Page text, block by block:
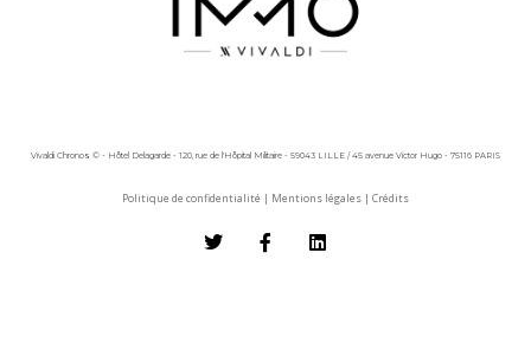
Vivaldi Chronos © - Hôtel Delagarde - 120, rue de l'Hôpital Militaire - 59043 LILLE / 45 avenue Victor Hugo - 75116 PARIS
Politique de confidentialité | Mentions légales | Crédits